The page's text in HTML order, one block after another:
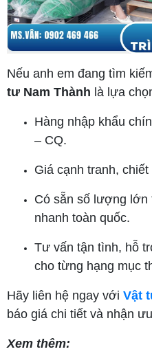
Nếu anh em đang tìm
tư Nam Thành là lựa
Hàng nhập khẩu
– CQ.
Giá cạnh tranh,
Có sẵn số lượng lớn
nhanh toàn quốc.
Tư vấn tận tình, hỗ
cho từng hạng mục
Hãy liên hệ ngay với Vật
báo giá chi tiết và nhận
Xem thêm: